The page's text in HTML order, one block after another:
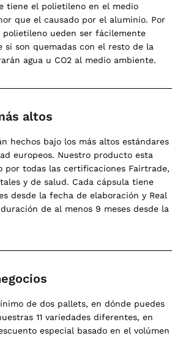
tiene el polietileno en el medio
que el causado por el aluminio. Por
polietileno ueden ser fácilemente
si son quemadas con el resto de la
agua u CO2 al medio ambiente.
altos
hechos bajo los más altos estándares
europeos. Nuestro producto esta
por todas las certificaciones Fairtrade,
y de salud. Cada cápsula tiene
desde la fecha de elaboración y Real
de al menos 9 meses desde la
de dos pallets, en dónde puedes
11 variedades diferentes, en
especial basado en el volúmen